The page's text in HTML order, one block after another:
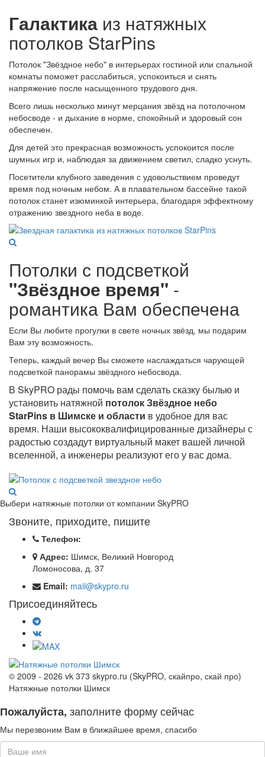
Галактика из натяжных
потолков StarPins
Потолок "Звёздное небо" в интерьерах гостиной или спальной
комнаты поможет расслабиться, успокоиться и снять
напряжение после насыщенного трудового дня.
Всего лишь несколько минут мерцания звёзд на потолочном
небосводе - и дыхание в норме, спокойный и здоровый сон
обеспечен.
Для детей это прекрасная возможность успокоится после
шумных игр и, наблюдая за движением светил, сладко уснуть.
Посетители клубного заведения с удовольствием проведут
время под ночным небом. А в плавательном бассейне такой
потолок станет изюминкой интерьера, благодаря эффектному
отражению звездного неба в воде.
Потолки с подсветкой
"Звёздное время" -
романтика Вам обеспечена
Если Вы любите прогулки в свете ночных звёзд, мы подарим
Вам эту возможность.
Теперь, каждый вечер Вы сможете наслаждаться чарующей
подсветкой панорамы звёздного небосвода.
В SkyPRO рады помочь вам сделать сказку былью и
установить натяжной потолок Звёздное небо
StarPins в Шимске и области в удобное для вас
время. Наши высококвалифицированные дизайнеры с
радостью создадут виртуальный макет вашей личной
вселенной, а инженеры реализуют его у вас дома.
Выбери натяжные потолки от компании SkyPRO
Звоните, приходите, пишите
Телефон:
Адрес: Шимск, Великий Новгород
Ломоносова, д. 37
Email: mail@skypro.ru
Присоединяйтесь
© 2009 - 2026 vk 373 skypro.ru (SkyPRO, скайпро, скай про)
Натяжные потолки Шимск
Пожалуйста, заполните форму сейчас
Мы перезвоним Вам в ближайшее время, спасибо